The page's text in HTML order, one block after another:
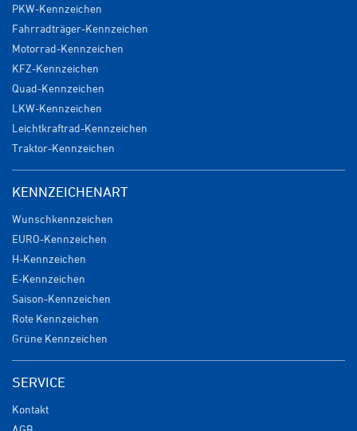
PKW-Kennzeichen
Fahrradträger-Kennzeichen
Motorrad-Kennzeichen
KFZ-Kennzeichen
Quad-Kennzeichen
LKW-Kennzeichen
Leichtkraftrad-Kennzeichen
Traktor-Kennzeichen
KENNZEICHENART
Wunschkennzeichen
EURO-Kennzeichen
H-Kennzeichen
E-Kennzeichen
Saison-Kennzeichen
Rote Kennzeichen
Grüne Kennzeichen
SERVICE
Kontakt